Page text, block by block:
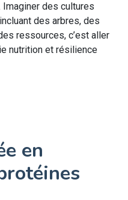
des cultures
des arbres, des
ressources, c’est aller
nutrition et résilience
en